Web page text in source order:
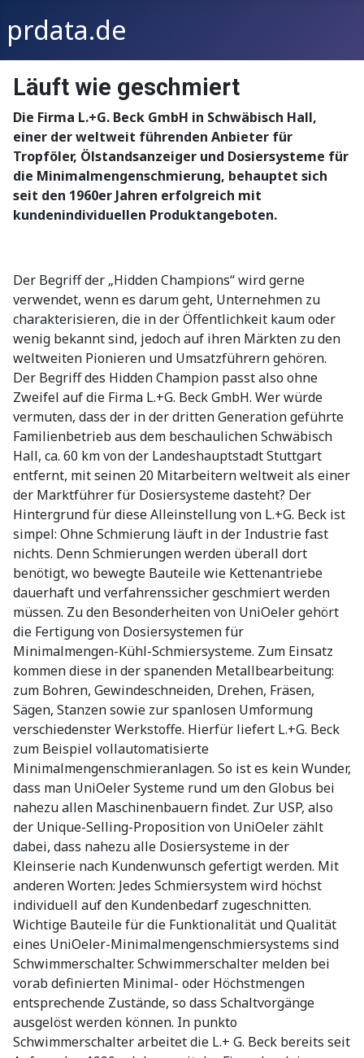
prdata.de
Läuft wie geschmiert
Die Firma L.+G. Beck GmbH in Schwäbisch Hall,
einer der weltweit führenden Anbieter für
Tropföler, Ölstandsanzeiger und Dosiersysteme für
die Minimalmengenschmierung, behauptet sich
seit den 1960er Jahren erfolgreich mit
kundenindividuellen Produktangeboten.
Der Begriff der „Hidden Champions“ wird gerne
verwendet, wenn es darum geht, Unternehmen zu
charakterisieren, die in der Öffentlichkeit kaum oder
wenig bekannt sind, jedoch auf ihren Märkten zu den
weltweiten Pionieren und Umsatzführern gehören.
Der Begriff des Hidden Champion passt also ohne
Zweifel auf die Firma L.+G. Beck GmbH. Wer würde
vermuten, dass der in der dritten Generation geführte
Familienbetrieb aus dem beschaulichen Schwäbisch
Hall, ca. 60 km von der Landeshauptstadt Stuttgart
entfernt, mit seinen 20 Mitarbeitern weltweit als einer
der Marktführer für Dosiersysteme dasteht? Der
Hintergrund für diese Alleinstellung von L.+G. Beck ist
simpel: Ohne Schmierung läuft in der Industrie fast
nichts. Denn Schmierungen werden überall dort
benötigt, wo bewegte Bauteile wie Kettenantriebe
dauerhaft und verfahrenssicher geschmiert werden
müssen. Zu den Besonderheiten von UniOeler gehört
die Fertigung von Dosiersystemen für
Minimalmengen-Kühl-Schmiersysteme. Zum Einsatz
kommen diese in der spanenden Metallbearbeitung:
zum Bohren, Gewindeschneiden, Drehen, Fräsen,
Sägen, Stanzen sowie zur spanlosen Umformung
verschiedenster Werkstoffe. Hierfür liefert L.+G. Beck
zum Beispiel vollautomatisierte
Minimalmengenschmieranlagen. So ist es kein Wunder,
dass man UniOeler Systeme rund um den Globus bei
nahezu allen Maschinenbauern findet. Zur USP, also
der Unique-Selling-Proposition von UniOeler zählt
dabei, dass nahezu alle Dosiersysteme in der
Kleinserie nach Kundenwunsch gefertigt werden. Mit
anderen Worten: Jedes Schmiersystem wird höchst
individuell auf den Kundenbedarf zugeschnitten.
Wichtige Bauteile für die Funktionalität und Qualität
eines UniOeler-Minimalmengenschmiersystems sind
Schwimmerschalter. Schwimmerschalter melden bei
vorab definierten Minimal- oder Höchstmengen
entsprechende Zustände, so dass Schaltvorgänge
ausgelöst werden können. In punkto
Schwimmerschalter arbeitet die L.+ G. Beck bereits seit